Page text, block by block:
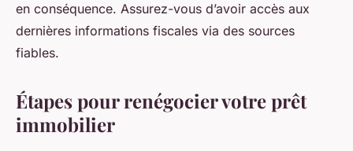
en conséquence. Assurez-vous d’avoir accès aux
dernières informations fiscales via des sources
fiables.
Étapes pour renégocier votre prêt
immobilier